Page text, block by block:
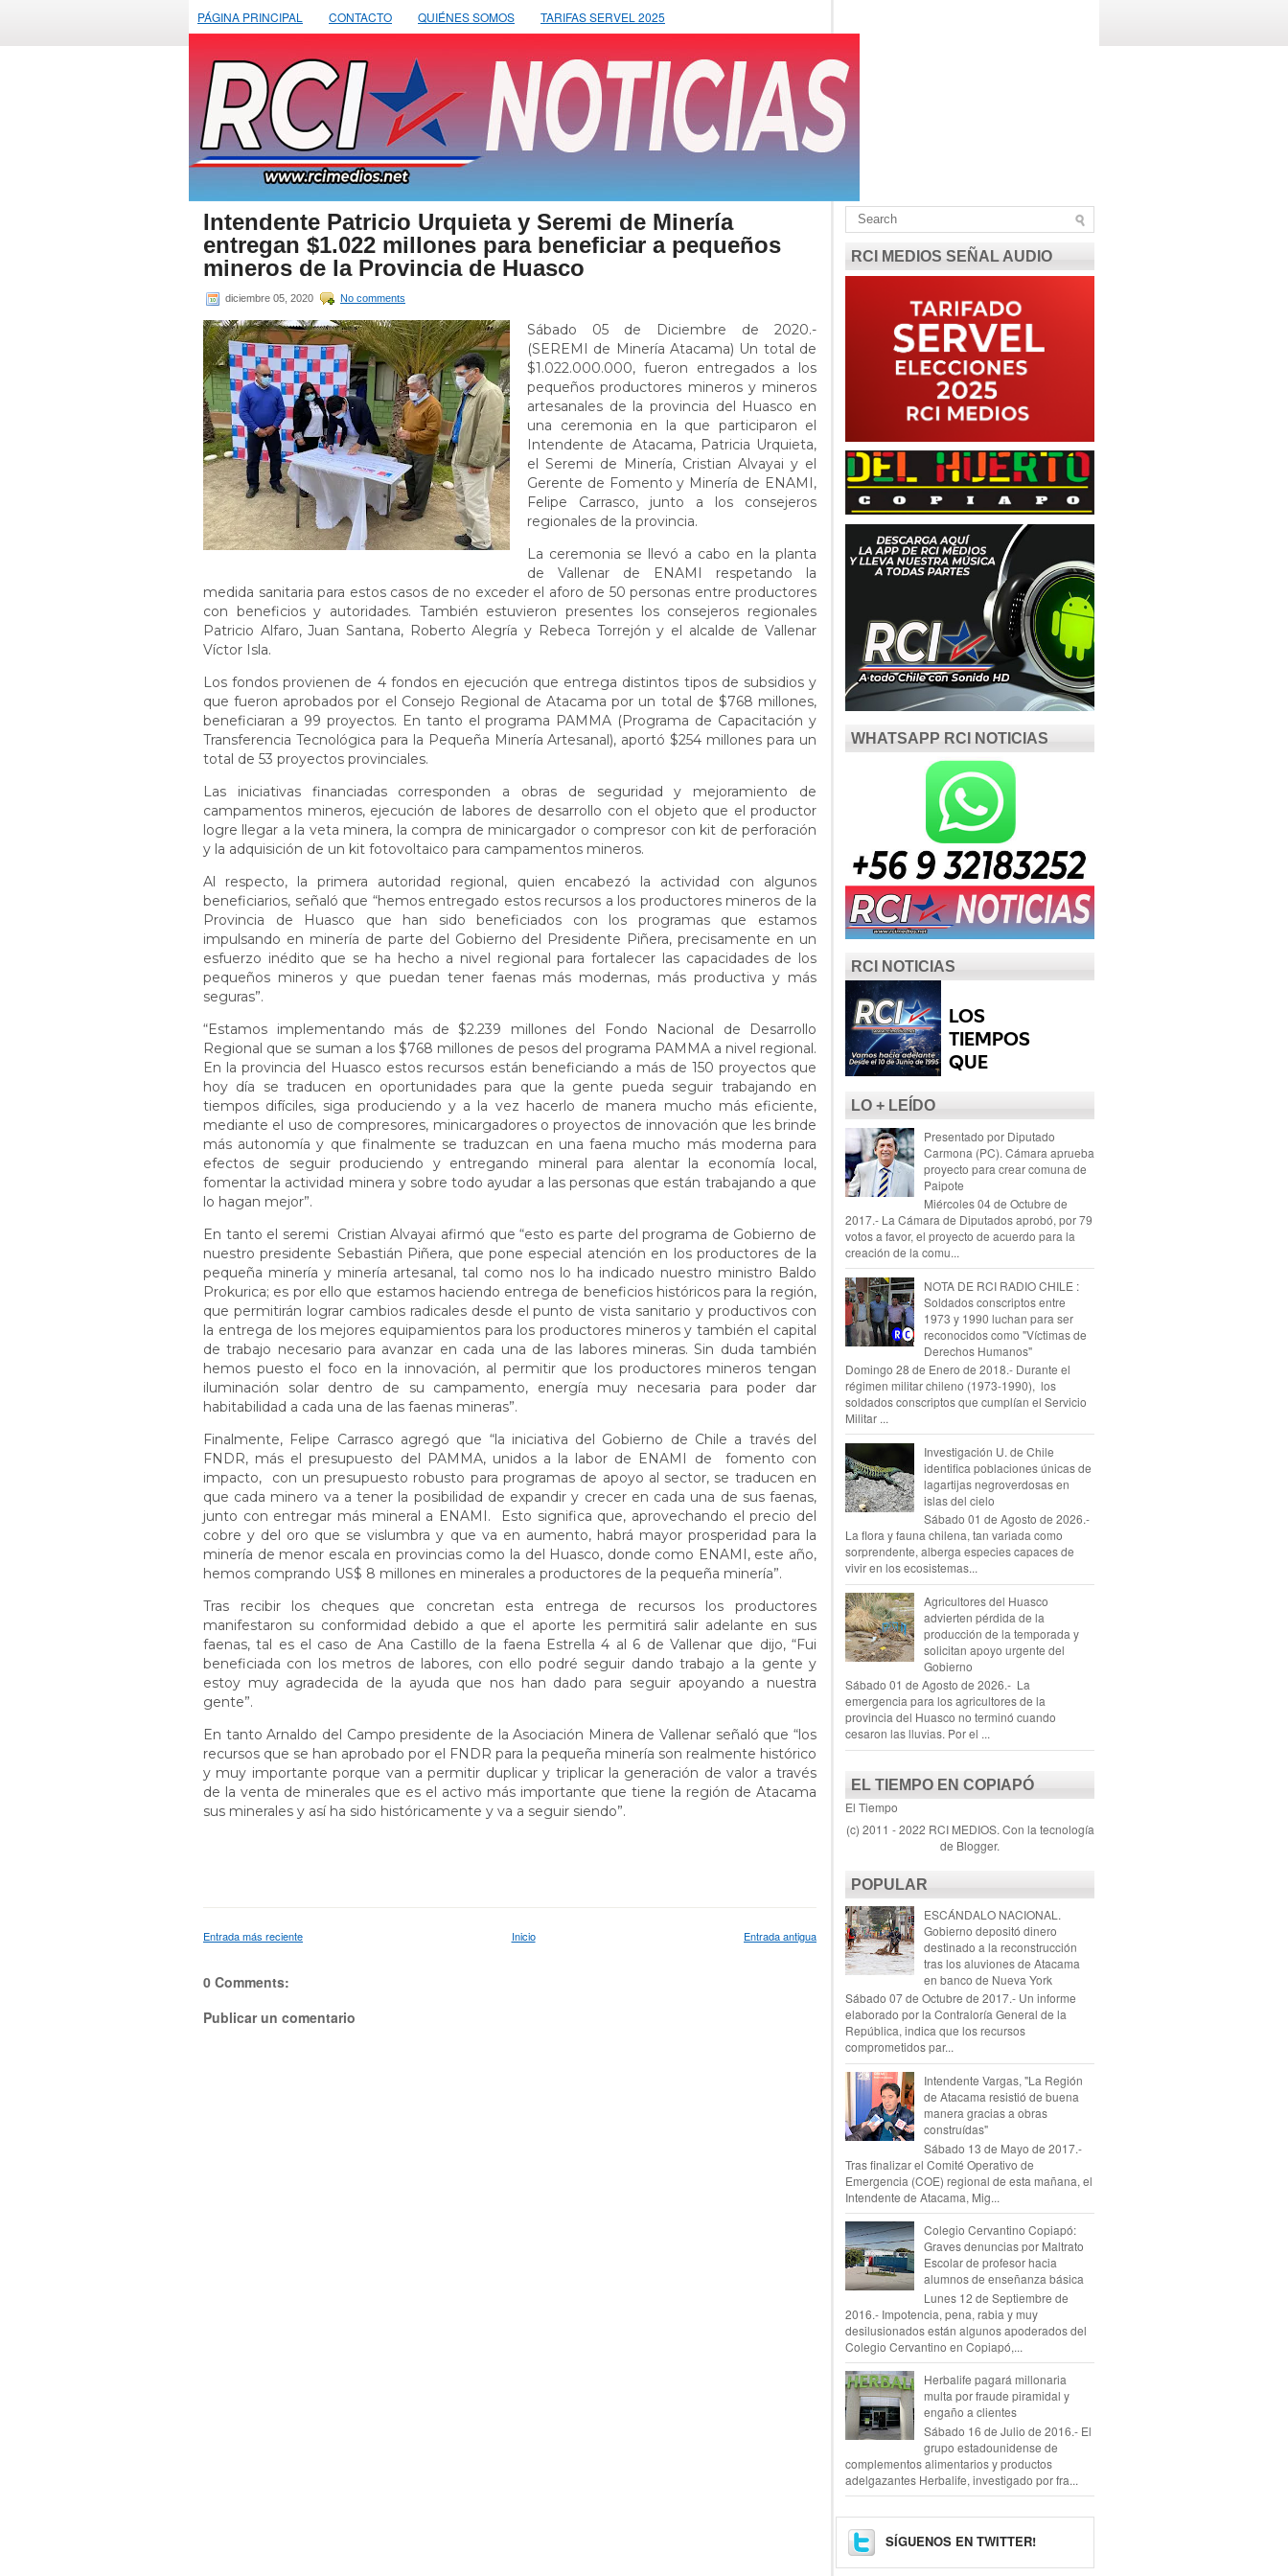
PÁGINA PRINCIPAL CONTACTO QUIÉNES SOMOS TARIFAS SERVEL 2025
Intendente Patricio Urquieta y Seremi de Minería
entregan $1.022 millones para beneficiar a pequeños
mineros de la Provincia de Huasco
diciembre 05, 2020 No comments
Sábado 05 de Diciembre de 2020.-
(SEREMI de Minería Atacama) Un total de
$1.022.000.000, fueron entregados a los
pequeños productores mineros y mineros
artesanales de la provincia del Huasco en
una ceremonia en la que participaron el
Intendente de Atacama, Patricia Urquieta,
el Seremi de Minería, Cristian Alvayai y el
Gerente de Fomento y Minería de ENAMI,
Felipe Carrasco, junto a los consejeros
regionales de la provincia.
La ceremonia se llevó a cabo en la planta
de Vallenar de ENAMI respetando la
medida sanitaria para estos casos de no exceder el aforo de 50 personas entre productores
con beneficios y autoridades. También estuvieron presentes los consejeros regionales
Patricio Alfaro, Juan Santana, Roberto Alegría y Rebeca Torrejón y el alcalde de Vallenar
Víctor Isla.
Los fondos provienen de 4 fondos en ejecución que entrega distintos tipos de subsidios y
que fueron aprobados por el Consejo Regional de Atacama por un total de $768 millones,
beneficiaran a 99 proyectos. En tanto el programa PAMMA (Programa de Capacitación y
Transferencia Tecnológica para la Pequeña Minería Artesanal), aportó $254 millones para un
total de 53 proyectos provinciales.
Las iniciativas financiadas corresponden a obras de seguridad y mejoramiento de
campamentos mineros, ejecución de labores de desarrollo con el objeto que el productor
logre llegar a la veta minera, la compra de minicargador o compresor con kit de perforación
y la adquisición de un kit fotovoltaico para campamentos mineros.
Al respecto, la primera autoridad regional, quien encabezó la actividad con algunos
beneficiarios, señaló que “hemos entregado estos recursos a los productores mineros de la
Provincia de Huasco que han sido beneficiados con los programas que estamos
impulsando en minería de parte del Gobierno del Presidente Piñera, precisamente en un
esfuerzo inédito que se ha hecho a nivel regional para fortalecer las capacidades de los
pequeños mineros y que puedan tener faenas más modernas, más productiva y más
seguras”.
“Estamos implementando más de $2.239 millones del Fondo Nacional de Desarrollo
Regional que se suman a los $768 millones de pesos del programa PAMMA a nivel regional.
En la provincia del Huasco estos recursos están beneficiando a más de 150 proyectos que
hoy día se traducen en oportunidades para que la gente pueda seguir trabajando en
tiempos difíciles, siga produciendo y a la vez hacerlo de manera mucho más eficiente,
mediante el uso de compresores, minicargadores o proyectos de innovación que les brinde
más autonomía y que finalmente se traduzcan en una faena mucho más moderna para
efectos de seguir produciendo y entregando mineral para alentar la economía local,
fomentar la actividad minera y sobre todo ayudar a las personas que están trabajando a que
lo hagan mejor”.
En tanto el seremi Cristian Alvayai afirmó que “esto es parte del programa de Gobierno de
nuestro presidente Sebastián Piñera, que pone especial atención en los productores de la
pequeña minería y minería artesanal, tal como nos lo ha indicado nuestro ministro Baldo
Prokurica; es por ello que estamos haciendo entrega de beneficios históricos para la región,
que permitirán lograr cambios radicales desde el punto de vista sanitario y productivos con
la entrega de los mejores equipamientos para los productores mineros y también el capital
de trabajo necesario para avanzar en cada una de las labores mineras. Sin duda también
hemos puesto el foco en la innovación, al permitir que los productores mineros tengan
iluminación solar dentro de su campamento, energía muy necesaria para poder dar
habitabilidad a cada una de las faenas mineras”.
Finalmente, Felipe Carrasco agregó que “la iniciativa del Gobierno de Chile a través del
FNDR, más el presupuesto del PAMMA, unidos a la labor de ENAMI de fomento con
impacto, con un presupuesto robusto para programas de apoyo al sector, se traducen en
que cada minero va a tener la posibilidad de expandir y crecer en cada una de sus faenas,
junto con entregar más mineral a ENAMI. Esto significa que, aprovechando el precio del
cobre y del oro que se vislumbra y que va en aumento, habrá mayor prosperidad para la
minería de menor escala en provincias como la del Huasco, donde como ENAMI, este año,
hemos comprando US$ 8 millones en minerales a productores de la pequeña minería”.
Tras recibir los cheques que concretan esta entrega de recursos los productores
manifestaron su conformidad debido a que el aporte les permitirá salir adelante en sus
faenas, tal es el caso de Ana Castillo de la faena Estrella 4 al 6 de Vallenar que dijo, “Fui
beneficiada con los metros de labores, con ello podré seguir dando trabajo a la gente y
estoy muy agradecida de la ayuda que nos han dado para seguir apoyando a nuestra
gente”.
En tanto Arnaldo del Campo presidente de la Asociación Minera de Vallenar señaló que “los
recursos que se han aprobado por el FNDR para la pequeña minería son realmente histórico
y muy importante porque van a permitir duplicar y triplicar la generación de valor a través
de la venta de minerales que es el activo más importante que tiene la región de Atacama
sus minerales y así ha sido históricamente y va a seguir siendo”.
Entrada más reciente Entrada antigua
Inicio
0 Comments:
Publicar un comentario
RCI MEDIOS SEÑAL AUDIO
WHATSAPP RCI NOTICIAS
RCI NOTICIAS
LO + LEÍDO
Presentado por Diputado
Carmona (PC). Cámara aprueba
proyecto para crear comuna de
Paipote
Miércoles 04 de Octubre de
2017.- La Cámara de Diputados aprobó, por 79
votos a favor, el proyecto de acuerdo para la
creación de la comu...
NOTA DE RCI RADIO CHILE :
Soldados conscriptos entre
1973 y 1990 luchan para ser
reconocidos como "Víctimas de
Derechos Humanos"
Domingo 28 de Enero de 2018.- Durante el
régimen militar chileno (1973-1990), los
soldados conscriptos que cumplían el Servicio
Militar ...
Investigación U. de Chile
identifica poblaciones únicas de
lagartijas negroverdosas en
islas del cielo
Sábado 01 de Agosto de 2026.-
La flora y fauna chilena, tan variada como
sorprendente, alberga especies capaces de
vivir en los ecosistemas...
Agricultores del Huasco
advierten pérdida de la
producción de la temporada y
solicitan apoyo urgente del
Gobierno
Sábado 01 de Agosto de 2026.- La
emergencia para los agricultores de la
provincia del Huasco no terminó cuando
cesaron las lluvias. Por el ...
EL TIEMPO EN COPIAPÓ
El Tiempo
(c) 2011 - 2022 RCI MEDIOS. Con la tecnología
de Blogger.
POPULAR
ESCÁNDALO NACIONAL.
Gobierno depositó dinero
destinado a la reconstrucción
tras los aluviones de Atacama
en banco de Nueva York
Sábado 07 de Octubre de 2017.- Un informe
elaborado por la Contraloría General de la
República, indica que los recursos
comprometidos par...
Intendente Vargas, "La Región
de Atacama resistió de buena
manera gracias a obras
construídas"
Sábado 13 de Mayo de 2017.-
Tras finalizar el Comité Operativo de
Emergencia (COE) regional de esta mañana, el
Intendente de Atacama, Mig...
Colegio Cervantino Copiapó:
Graves denuncias por Maltrato
Escolar de profesor hacia
alumnos de enseñanza básica
Lunes 12 de Septiembre de
2016.- Impotencia, pena, rabia y muy
desilusionados están algunos apoderados del
Colegio Cervantino en Copiapó,...
Herbalife pagará millonaria
multa por fraude piramidal y
engaño a clientes
Sábado 16 de Julio de 2016.- El
grupo estadounidense de
complementos alimentarios y productos
adelgazantes Herbalife, investigado por fra...
SÍGUENOS EN TWITTER!